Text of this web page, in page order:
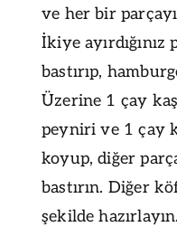
ve her bir
İkiye
bastırıp,
Üzerine 1 çay
peyniri ve 1 çay
koyup, diğer
bastırın. Diğer
şekilde